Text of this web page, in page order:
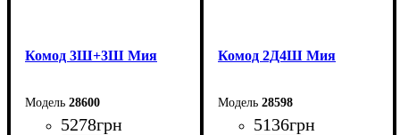
Комод 3Ш+3Ш Мия
28600
5278грн
Комод 2Д4Ш Мия
28598
5136грн